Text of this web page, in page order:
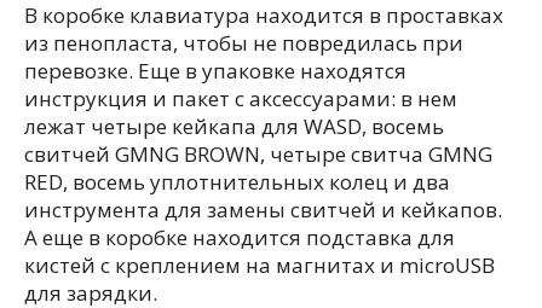
В коробке клавиатура находится в проставках
из пенопласта, чтобы не повредилась при
перевозке. Еще в упаковке находятся
инструкция и пакет с аксессуарами: в нем
лежат четыре кейкапа для WASD, восемь
свитчей GMNG BROWN, четыре свитча GMNG
RED, восемь уплотнительных колец и два
инструмента для замены свитчей и кейкапов.
А еще в коробке находится подставка для
кистей с креплением на магнитах и microUSB
для зарядки.